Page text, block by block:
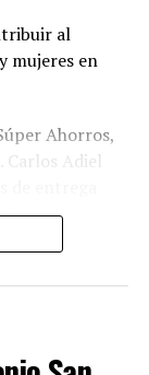
al
mujeres en
Ahorros,
Carlos Adiel
por el área
y la
alimentación
que las